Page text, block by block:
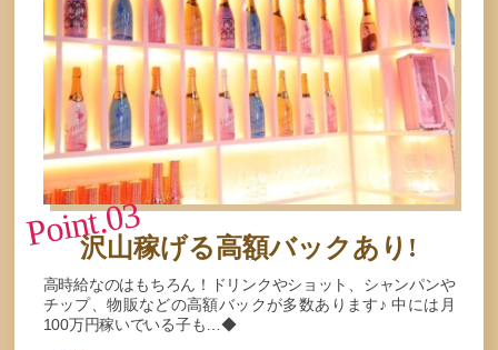
Point.03
沢山稼げる高額バックあり!
高時給なのはもちろん！ドリンクやショット、シャンパンや
チップ、物販などの高額バックが多数あります♪ 中には月
100万円稼いでいる子も…◆